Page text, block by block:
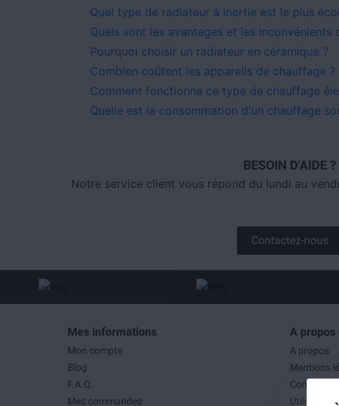
Quel type de radiateur à inertie est le plus
Quels sont les avantages et les inconvénients
Pourquoi choisir un radiateur en céramique ?
Combien coûtent les appareils de chauffage ?
Comment fonctionne ce type de chauffage
Quelle est la consommation d'un chauffage
BESOIN D'AIDE ?
Notre service client vous répond du lundi au
Contactez-nous
Mes informations
Mon compte
Blog
F.A.Q.
Mes commandes
A propos
A propos
Mentions
Conditions
Utilisation